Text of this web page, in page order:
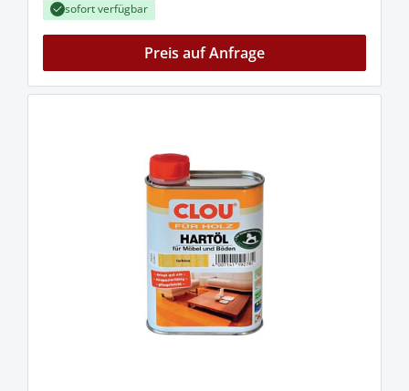
sofort verfügbar
Preis auf Anfrage